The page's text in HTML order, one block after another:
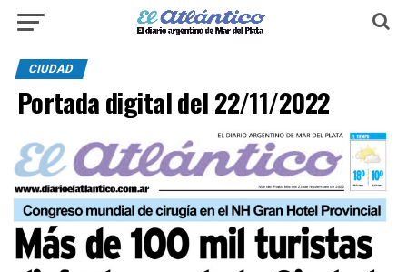
CIUDAD
Portada digital del 22/11/2022